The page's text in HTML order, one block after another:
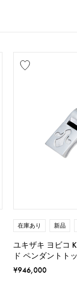
在庫あり 新品
ユキザキ ヨビコ
ド ペンダントト
¥946,000